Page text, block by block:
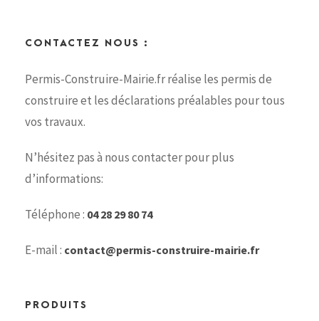
CONTACTEZ NOUS :
Permis-Construire-Mairie.fr réalise les permis de
construire et les déclarations préalables pour tous
vos travaux.
N’hésitez pas à nous contacter pour plus
d’informations:
Téléphone : 04 28 29 80 74
E-mail : contact@permis-construire-mairie.fr
PRODUITS